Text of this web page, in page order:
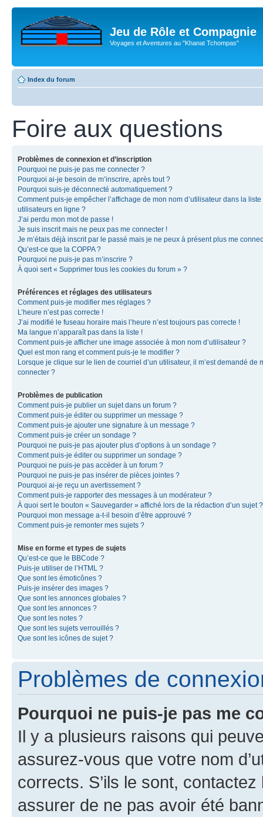
Jeu de Rôle et Compagnie
Voyages et Aventures au "Khanat Tchompas"
Index du forum
Foire aux questions
Problèmes de connexion et d’inscription
Pourquoi ne puis-je pas me connecter ?
Pourquoi ai-je besoin de m’inscrire, après tout ?
Pourquoi suis-je déconnecté automatiquement ?
Comment puis-je empêcher l’affichage de mon nom d’utilisateur dans la liste
utilisateurs en ligne ?
J’ai perdu mon mot de passe !
Je suis inscrit mais ne peux pas me connecter !
Je m’étais déjà inscrit par le passé mais je ne peux à présent plus me
Qu’est-ce que la COPPA ?
Pourquoi ne puis-je pas m’inscrire ?
À quoi sert « Supprimer tous les cookies du forum » ?
Préférences et réglages des utilisateurs
Comment puis-je modifier mes réglages ?
L’heure n’est pas correcte !
J’ai modifié le fuseau horaire mais l’heure n’est toujours pas correcte !
Ma langue n’apparaît pas dans la liste !
Comment puis-je afficher une image associée à mon nom d’utilisateur ?
Quel est mon rang et comment puis-je le modifier ?
Lorsque je clique sur le lien de courriel d’un utilisateur, il m’est demandé de
connecter ?
Problèmes de publication
Comment puis-je publier un sujet dans un forum ?
Comment puis-je éditer ou supprimer un message ?
Comment puis-je ajouter une signature à un message ?
Comment puis-je créer un sondage ?
Pourquoi ne puis-je pas ajouter plus d’options à un sondage ?
Comment puis-je éditer ou supprimer un sondage ?
Pourquoi ne puis-je pas accéder à un forum ?
Pourquoi ne puis-je pas insérer de pièces jointes ?
Pourquoi ai-je reçu un avertissement ?
Comment puis-je rapporter des messages à un modérateur ?
À quoi sert le bouton « Sauvegarder » affiché lors de la rédaction d’un sujet ?
Pourquoi mon message a-t-il besoin d’être approuvé ?
Comment puis-je remonter mes sujets ?
Mise en forme et types de sujets
Qu’est-ce que le BBCode ?
Puis-je utiliser de l’HTML ?
Que sont les émoticônes ?
Puis-je insérer des images ?
Que sont les annonces globales ?
Que sont les annonces ?
Que sont les notes ?
Que sont les sujets verrouillés ?
Que sont les icônes de sujet ?
Problèmes de
Pourquoi ne puis-je pas me
Il y a plusieurs raisons qui
assurez-vous que votre nom
corrects. S’ils le sont,
assurer de ne pas avoir été